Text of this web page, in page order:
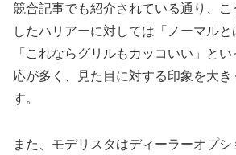
競合記事でも紹介されている通り、
したハリアーに対しては「ノーマルと
「これならグリルもカッコいい」と
応が多く、見た目に対する印象を大き
す。
また、モデリスタはディーラーオプ